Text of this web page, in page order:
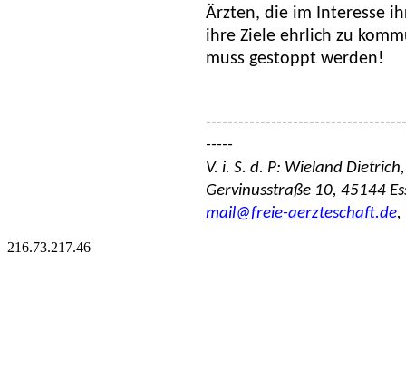
Ärzten, die im Interesse
ihre Ziele ehrlich zu
muss gestoppt werden!
-----
V. i. S. d. P: Wieland
Gervinusstraße 10, 45144
mail@freie-aerzteschaft.de,
216.73.217.46